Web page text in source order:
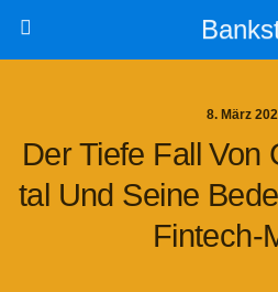
8. März
Der Tie­fe Fall
Tal Und Sei­ne
Fintech-